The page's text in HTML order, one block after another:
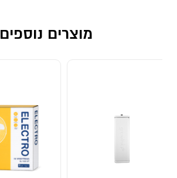
מוצרים נוספים